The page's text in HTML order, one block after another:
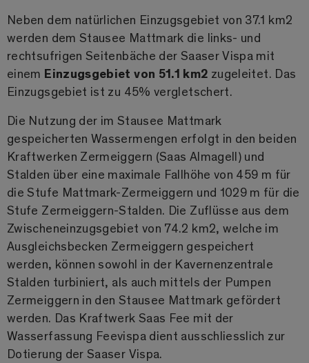
Neben dem natürlichen Einzugsgebiet von 37.1 km2
werden dem Stausee Mattmark die links- und
rechtsufrigen Seitenbäche der Saaser Vispa mit
einem Einzugsgebiet von 51.1 km2 zugeleitet. Das
Einzugsgebiet ist zu 45% vergletschert.
Die Nutzung der im Stausee Mattmark
gespeicherten Wassermengen erfolgt in den beiden
Kraftwerken Zermeiggern (Saas Almagell) und
Stalden über eine maximale Fallhöhe von 459 m für
die Stufe Mattmark-Zermeiggern und 1029 m für die
Stufe Zermeiggern-Stalden. Die Zuflüsse aus dem
Zwischeneinzugsgebiet von 74.2 km2, welche im
Ausgleichsbecken Zermeiggern gespeichert
werden, können sowohl in der Kavernenzentrale
Stalden turbiniert, als auch mittels der Pumpen
Zermeiggern in den Stausee Mattmark gefördert
werden. Das Kraftwerk Saas Fee mit der
Wasserfassung Feevispa dient ausschliesslich zur
Dotierung der Saaser Vispa.